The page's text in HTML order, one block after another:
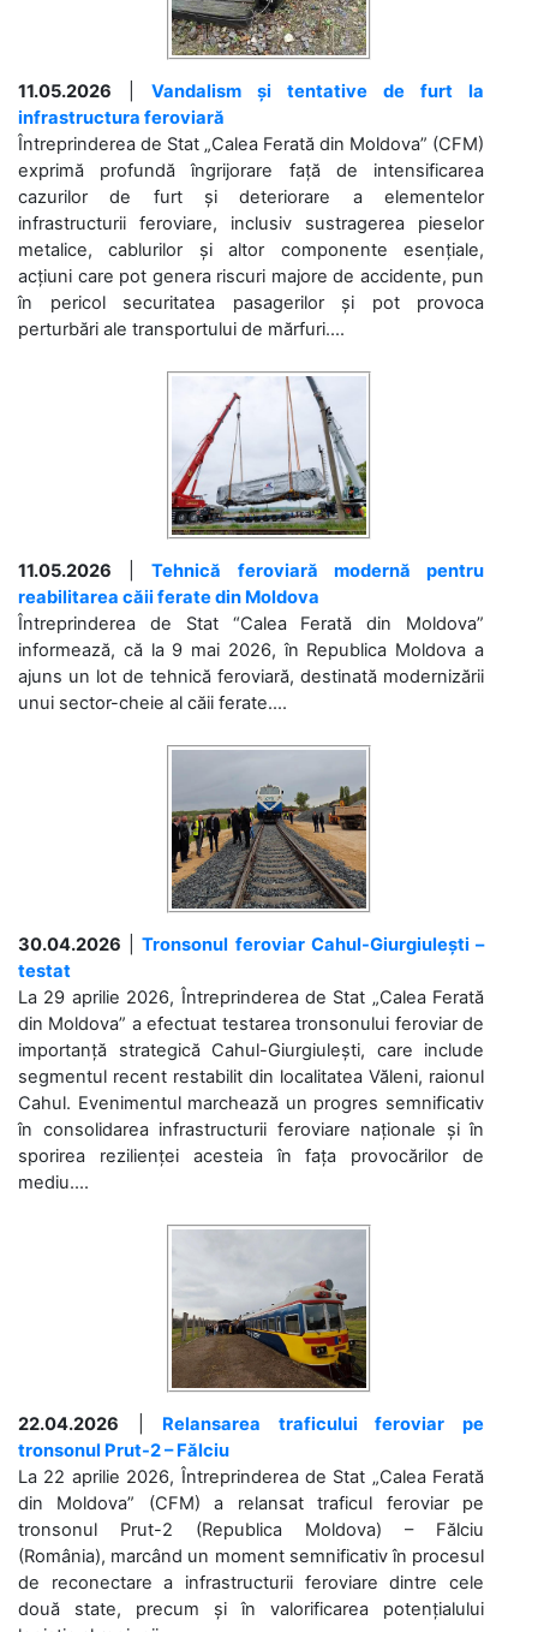
11.05.2026
Vandalism și tentative de furt la
infrastructura feroviară
Întreprinderea de Stat „Calea Ferată din Moldova” (CFM)
exprimă profundă îngrijorare față de intensificarea
cazurilor de furt și deteriorare a elementelor
infrastructurii feroviare, inclusiv sustragerea pieselor
metalice, cablurilor și altor componente esențiale,
acțiuni care pot genera riscuri majore de accidente, pun
în pericol securitatea pasagerilor și pot provoca
perturbări ale transportului de mărfuri....
11.05.2026 |Tehnică feroviară modernă pentru
reabilitarea căii ferate din Moldova
Întreprinderea de Stat “Calea Ferată din Moldova”
informează, că la 9 mai 2026, în Republica Moldova a
ajuns un lot de tehnică feroviară, destinată modernizării
unui sector-cheie al căii ferate....
30.04.2026 |Tronsonul feroviar Cahul-Giurgiulești –
testat
La 29 aprilie 2026, Întreprinderea de Stat „Calea Ferată
din Moldova” a efectuat testarea tronsonului feroviar de
importanță strategică Cahul-Giurgiulești, care include
segmentul recent restabilit din localitatea Văleni, raionul
Cahul. Evenimentul marchează un progres semnificativ
în consolidarea infrastructurii feroviare naționale și în
sporirea rezilienței acesteia în fața provocărilor de
mediu....
22.04.2026
Relansarea traficului feroviar pe
tronsonul Prut-2 – Fălciu
La 22 aprilie 2026, Întreprinderea de Stat „Calea Ferată
din Moldova” (CFM) a relansat traficul feroviar pe
tronsonul Prut-2 (Republica Moldova) – Fălciu
(România), marcând un moment semnificativ în procesul
de reconectare a infrastructurii feroviare dintre cele
două state, precum și în valorificarea potențialului